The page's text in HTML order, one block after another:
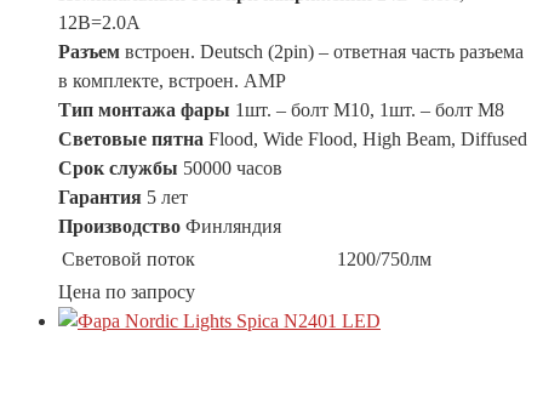
12В=2.0A
Разъем встроен. Deutsch (2pin) – ответная часть разъема
в комплекте, встроен. АМР
Тип монтажа фары 1шт. – болт М10, 1шт. – болт М8
Световые пятна Flood, Wide Flood, High Beam, Diffused
Срок службы 50000 часов
Гарантия 5 лет
Производство Финляндия
Световой поток
1200/750лм
Цена по запросу